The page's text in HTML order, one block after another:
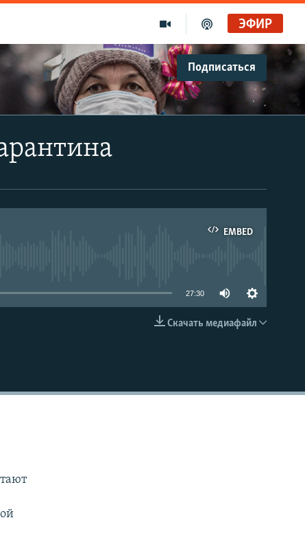
ЭФИР
Подписаться
EMBED
EMBED
27:30
Скачать медиафайл